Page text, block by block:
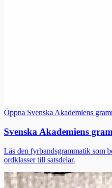
Öppna Svenska Akademiens
Svenska Akademiens
Läs den fyrbandsgrammatik som
ordklasser till satsdelar.